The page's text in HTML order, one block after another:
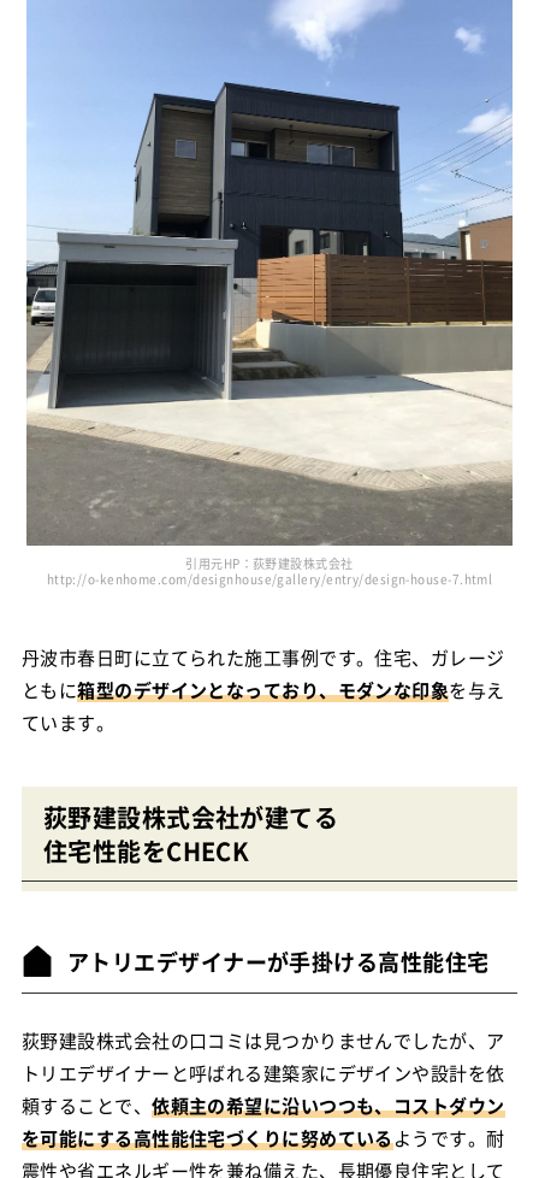
引用元HP：荻野建設株式会社
http://o-kenhome.com/designhouse/gallery/entry/design-house-7.html
丹波市春日町に立てられた施工事例です。住宅、ガレージ
ともに箱型のデザインとなっており、モダンな印象を与え
ています。
荻野建設株式会社が建てる
住宅性能をCHECK
アトリエデザイナーが手掛ける高性能住宅
荻野建設株式会社の口コミは見つかりませんでしたが、ア
トリエデザイナーと呼ばれる建築家にデザインや設計を依
頼することで、依頼主の希望に沿いつつも、コストダウン
を可能にする高性能住宅づくりに努めているようです。耐
震性や省エネルギー性を兼ね備えた、長期優良住宅として